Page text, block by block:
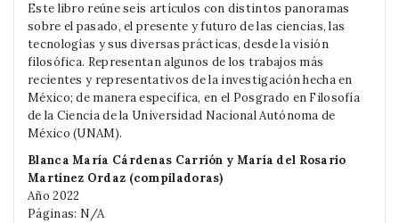
Este libro reúne seis artículos con distintos panoramas
sobre el pasado, el presente y futuro de las ciencias, las
tecnologías y sus diversas prácticas, desde la visión
filosófica. Representan algunos de los trabajos más
recientes y representativos de la investigación hecha en
México; de manera específica, en el Posgrado en Filosofía
de la Ciencia de la Universidad Nacional Autónoma de
México (UNAM).
Blanca María Cárdenas Carrión y María del Rosario
Martínez Ordaz (compiladoras)
Año 2022
Páginas: N/A